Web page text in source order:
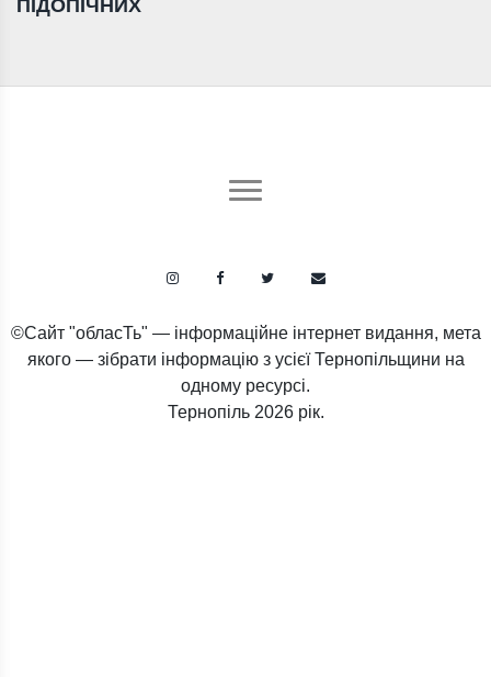
ПІДОПІЧНИХ
©Сайт "обласТь" — інформаційне інтернет видання, мета
якого — зібрати інформацію з усієї Тернопільщини на
одному ресурсі.
Тернопіль 2026 рік.